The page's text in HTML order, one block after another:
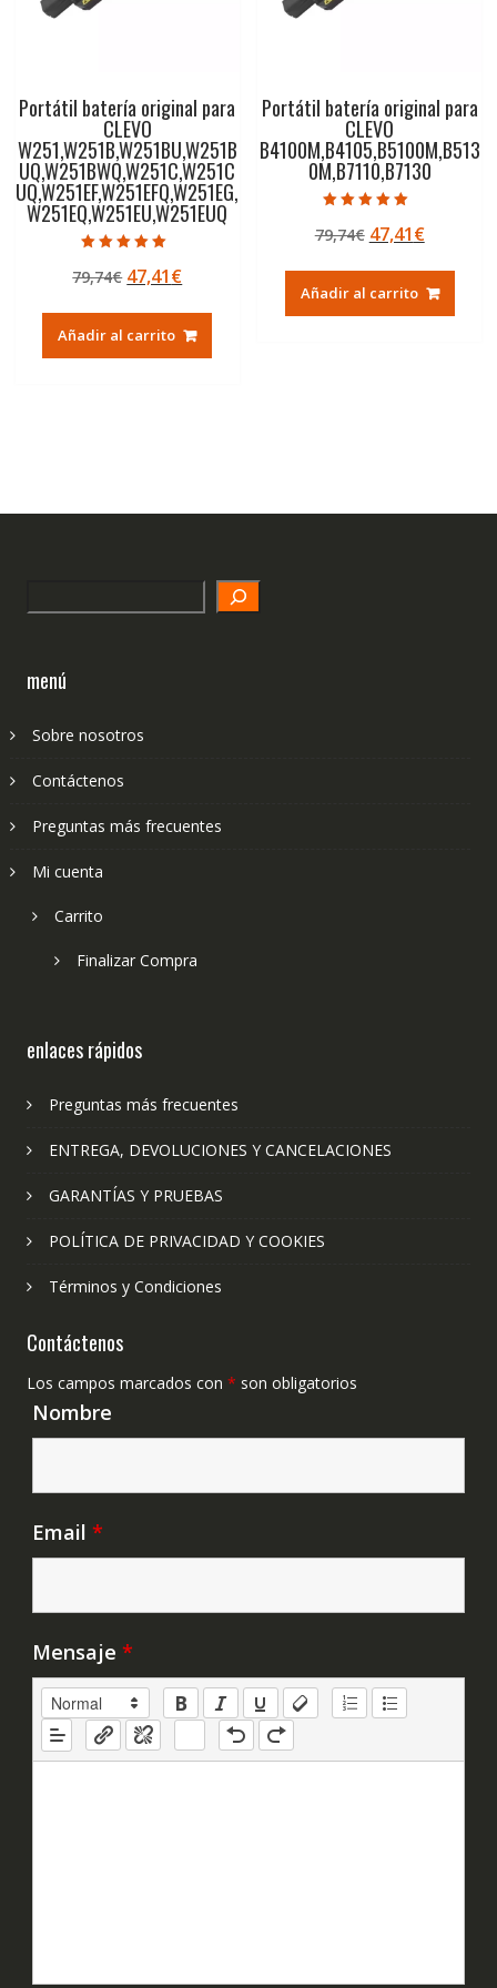
Portátil batería original para
CLEVO
W251,W251B,W251BU,W251B
UQ,W251BWQ,W251C,W251C
UQ,W251EF,W251EFQ,W251EG,
W251EQ,W251EU,W251EUQ
5.00
de 5
79,74€ El
original
era:
47,41€El
actual
es:
Añadir al carrito
Portátil batería original para
CLEVO
B4100M,B4105,B5100M,B513
0M,B7110,B7130
5.00
de 5
79,74€ El
original
era:
47,41€El
actual
es:
Añadir al carrito
menú
Sobre nosotros
Contáctenos
Preguntas más frecuentes
Mi cuenta
Carrito
Finalizar Compra
enlaces rápidos
Preguntas más frecuentes
ENTREGA, DEVOLUCIONES Y CANCELACIONES
GARANTÍAS Y PRUEBAS
POLÍTICA DE PRIVACIDAD Y COOKIES
Términos y Condiciones
Contáctenos
Los campos marcados con * son obligatorios
Nombre
Email *
Mensaje *